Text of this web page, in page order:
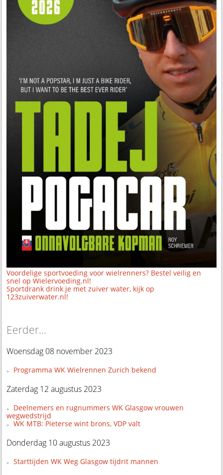
Voordelige sportvoeding voor wielrenners? Bestel veilig en
snel op Wielervoeding.nl!
Sportdrank drink je met zuiver water, kijk op
123zuiverwater.nl!
Eerder...
Woensdag 08 november 2023
Programma WK Wielrennen Zurich bekend
Zaterdag 12 augustus 2023
Deelnemers en rugnummers WK Glasgow vrouwen
wegwedstrijd
WK MTB: Pieterse wint brons, VDP valt
Donderdag 10 augustus 2023
Starttijden WK Weg Glasgow tijdrit mannen